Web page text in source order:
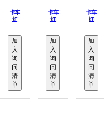
卡车
灯
加
入
询
问
清
单
卡车
灯
加
入
询
问
清
单
卡车
灯
加
入
询
问
清
单